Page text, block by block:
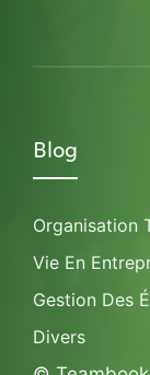
Blog
Organisation
Vie En
Gestion Des
Divers